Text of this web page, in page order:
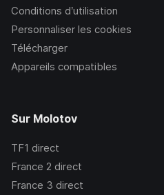
Conditions d’utilisation
Personnaliser les cookies
Télécharger
Appareils compatibles
Sur Molotov
TF1 direct
France 2 direct
France 3 direct